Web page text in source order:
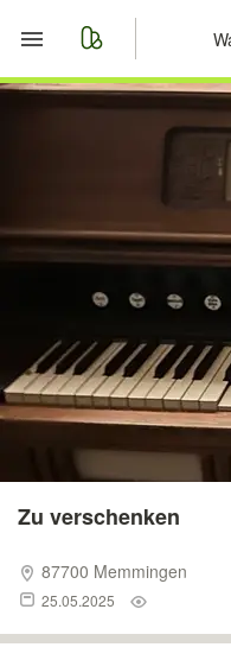
Start
Nachrichten
Zu verschenken
87700 Memmingen
25.05.2025